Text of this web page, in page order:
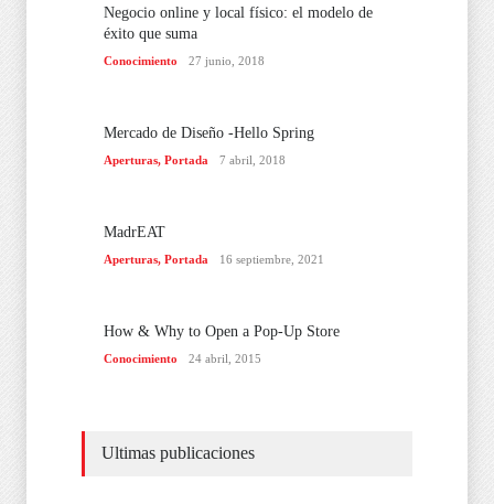
Negocio online y local físico: el modelo de
éxito que suma
Conocimiento 27 junio, 2018
Mercado de Diseño -Hello Spring
Aperturas, Portada 7 abril, 2018
MadrEAT
Aperturas, Portada 16 septiembre, 2021
How & Why to Open a Pop-Up Store
Conocimiento 24 abril, 2015
Ultimas publicaciones